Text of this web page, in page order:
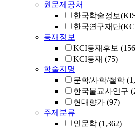
원문제공처
한국학술정보
한국연구재단
등재정보
KCI등재후보
KCI등재 (75)
학술지명
문학/사학/철학
한국불교사연구
현대향가 (97)
주제분류
인문학 (1,362)